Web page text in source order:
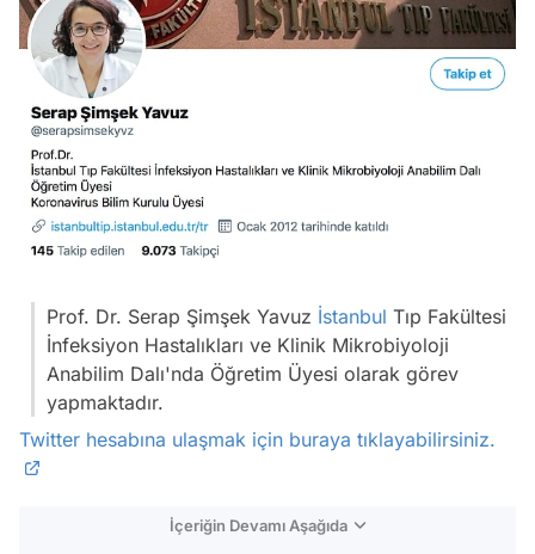
Prof. Dr. Serap Şimşek Yavuz İstanbul Tıp Fakültesi
İnfeksiyon Hastalıkları ve Klinik Mikrobiyoloji
Anabilim Dalı'nda Öğretim Üyesi olarak görev
yapmaktadır.
Twitter hesabına ulaşmak için buraya tıklayabilirsiniz.
İçeriğin Devamı Aşağıda